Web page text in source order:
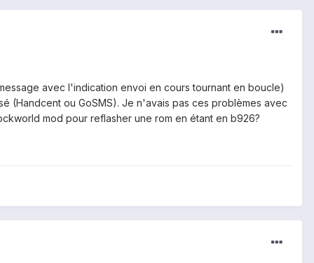
avec l'indication envoi en cours tournant en boucle)
(Handcent ou GoSMS). Je n'avais pas ces problèmes avec
mod pour reflasher une rom en étant en b926?